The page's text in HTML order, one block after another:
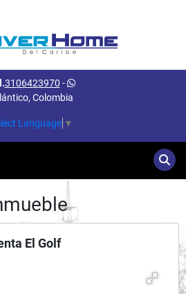
3106423970 -
Colombia
Language ▼
El Golf